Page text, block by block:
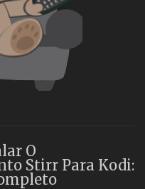
O
Stirr Para Kodi: